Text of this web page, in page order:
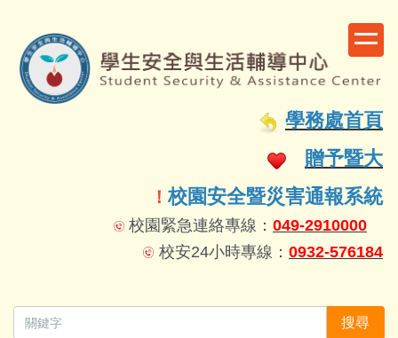
主
要
學務處首頁
贈予暨大
！校園安全暨災害通報系統
校園緊急連絡專線： 049-2910000
校安24小時專線： 0932-576184
搜尋